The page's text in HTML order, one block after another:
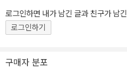
로그인하면 내가 남긴 글과 친구가 남
로그인하기
구매자 분포